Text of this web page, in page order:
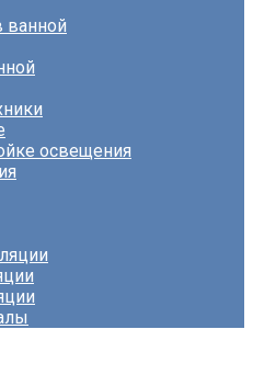
ванной
освещения